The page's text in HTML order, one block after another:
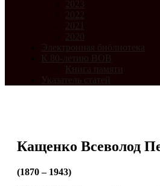
2023
2022
2021
2020
Электронная библиотека
К 80-летию ВОВ
Книга памяти
Указатель статей
Кащенко Всеволод
(1870 – 1943)